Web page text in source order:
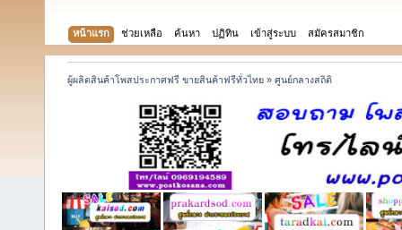
หน้าแรก ช่วยเหลือ ค้นหา ปฏิทิน เข้าสู่ระบบ สมัครสมาชิก
ผู้ผลิตสินค้าโพสประกาศฟรี ขายสินค้าฟรีทั่วไทย »ศูนย์กลางสถิติ